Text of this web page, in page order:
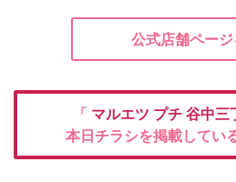
公式店舗ページ
「 マルエツ プチ 谷中三
本日チラシを掲載してい